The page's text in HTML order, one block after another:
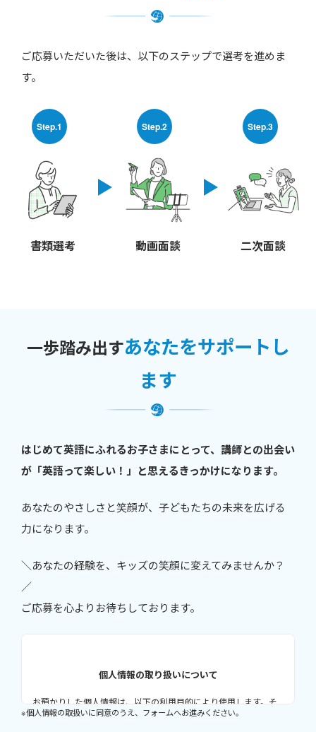
ご応募いただいた後は、以下のステップで選考を進めま
す。
Step.1
書類選考
Step.2
動画面談
Step.3
二次面談
一歩踏み出すあなたをサポートし
ます
はじめて英語にふれるお子さまにとって、講師との出会い
が「英語って楽しい！」と思えるきっかけになります。
あなたのやさしさと笑顔が、子どもたちの未来を広げる
力になります。
＼あなたの経験を、キッズの笑顔に変えてみませんか？
／
ご応募を心よりお待ちしております。
個人情報の取り扱いについて
お預かりした個人情報は、以下の利用目的により使用します。そ
れ以外の目的では使用致しません。
※個人情報の取扱いに同意のうえ、フォームへお進みください。